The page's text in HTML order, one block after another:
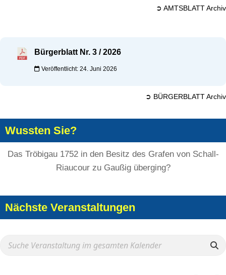
➲ AMTSBLATT Archiv
Bürgerblatt Nr. 3 / 2026
Veröffentlicht: 24. Juni 2026
➲ BÜRGERBLATT Archiv
Wussten Sie?
Das Tröbigau 1752 in den Besitz des Grafen von Schall-
Riaucour zu Gaußig überging?
Nächste Veranstaltungen